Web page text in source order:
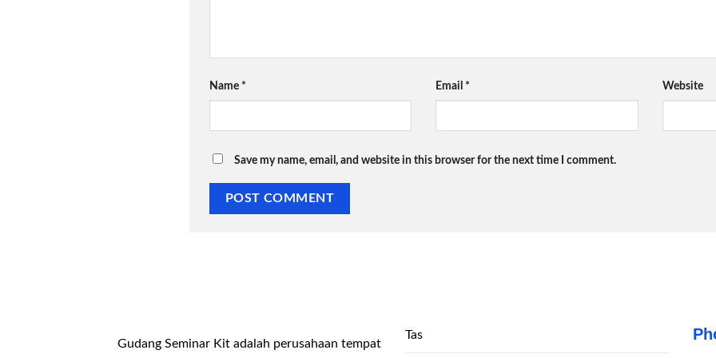
Name * Email * Website
Save my name, email, and website in this browser for the next time I comment.
Gudang Seminar Kit adalah perusahaan tempat
Tas